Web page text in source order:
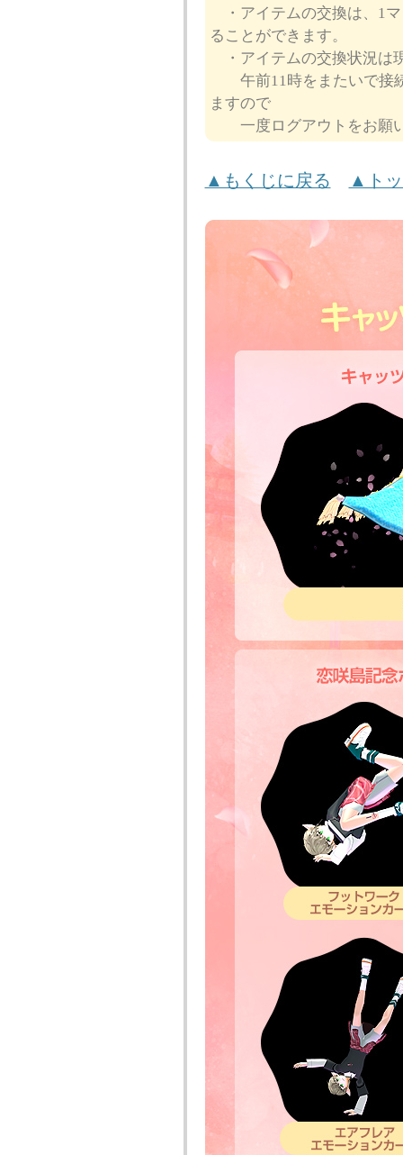
・アイテムの交換は、1
ることができます。
・アイテムの交換状況は
午前11時をまたいで接続
ますので
一度ログアウトをお願
▲もくじに戻る ▲ト